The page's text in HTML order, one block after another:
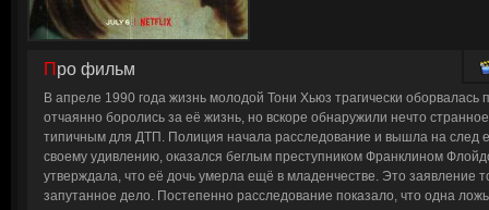
Про фильм
В апреле 1990 года жизнь молодой Тони Хьюз трагически
отчаянно боролись за её жизнь, но вскоре обнаружили нечто
типичным для ДТП. Полиция начала расследование и вышла на след
своему удивлению, оказался беглым преступником Франклином
утверждала, что её дочь умерла ещё в младенчестве. Это заявление
запутанное дело. Постепенно расследование показало, что одна